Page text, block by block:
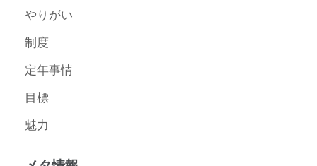
やりがい
制度
定年事情
目標
魅力